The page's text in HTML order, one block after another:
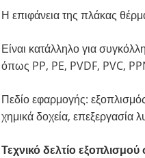
Η επιφάνεια της πλάκας
Είναι κατάλληλο για
όπως PP, PE, PVDF, PVC,
Πεδίο εφαρμογής:
χημικά δοχεία, επεξεργασία
Τεχνικό δελτίο